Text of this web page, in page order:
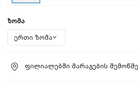
ზომა
ფილიალებში მარაგების